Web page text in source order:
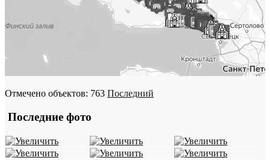
Отмечено объектов: 763 Последний
Последние фото